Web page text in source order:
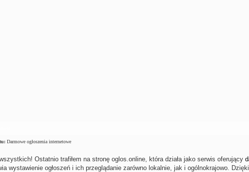
Darmowe ogłoszenia internetowe
Ostatnio trafiłem na stronę oglos.online, która działa jako serwis oferujący
wystawienie ogłoszeń i ich przeglądanie zarówno lokalnie, jak i ogólnokrajowo.